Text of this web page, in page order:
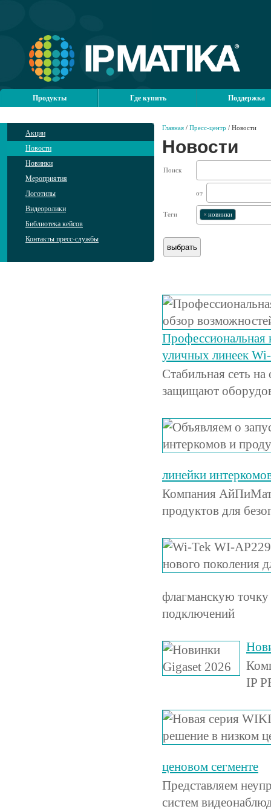
Продукты Где купить Поддержка
Акции
Новости
Новинки
Мероприятия
Логотипы
Видеоролики
Библиотека кейсов
Контакты пресс-службы
Главная / Пресс-центр / Новости
Новости
Поиск
от
Теги × новинки
Профессиональная
уличных линеек
Стабильная сеть
защищают
линейки
Компания
продуктов для
флагманскую
подключений
IP
ценовом сегменте
Представляем
систем